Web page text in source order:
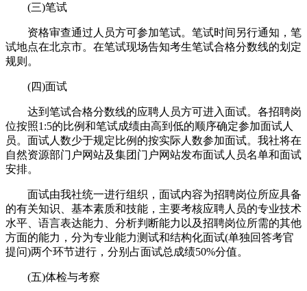
(三)笔试
资格审查通过人员方可参加笔试。笔试时间另行通知，笔
试地点在北京市。在笔试现场告知考生笔试合格分数线的划定
规则。
(四)面试
达到笔试合格分数线的应聘人员方可进入面试。各招聘岗
位按照1:5的比例和笔试成绩由高到低的顺序确定参加面试人
员。面试人数少于规定比例的按实际人数参加面试。我社将在
自然资源部门户网站及集团门户网站发布面试人员名单和面试
安排。
面试由我社统一进行组织，面试内容为招聘岗位所应具备
的有关知识、基本素质和技能，主要考核应聘人员的专业技术
水平、语言表达能力、分析判断能力以及招聘岗位所需的其他
方面的能力，分为专业能力测试和结构化面试(单独回答考官
提问)两个环节进行，分别占面试总成绩50%分值。
(五)体检与考察